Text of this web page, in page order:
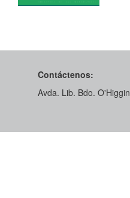
Contáctenos:
Avda. Lib. Bdo.